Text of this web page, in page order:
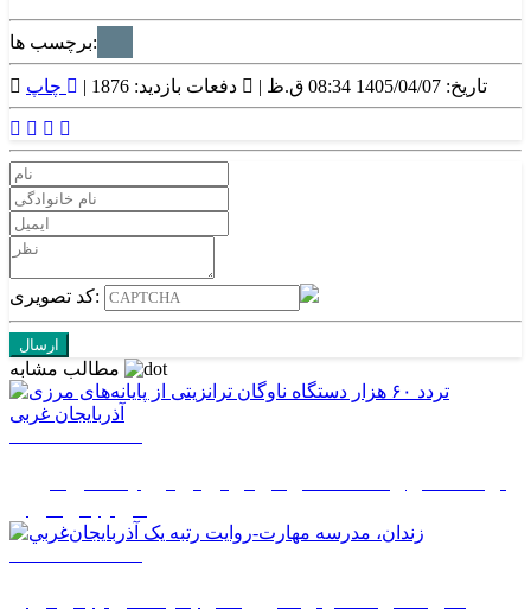
برچسب ها:
تاریخ: 1405/04/07 08:34 ق.ظ | دفعات بازدید: 1876 | چاپ
کد تصویری: